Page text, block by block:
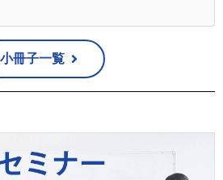
人情報保護方針をご覧下さい。
護管理者
小冊子一覧